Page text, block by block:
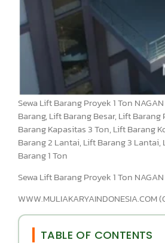
Sewa Lift Barang Proyek 1 Ton
Barang, Lift Barang Besar, Lift
Barang Kapasitas 3 Ton, Lift Barang
Barang 2 Lantai, Lift Barang 3
Barang 1 Ton
Sewa Lift Barang Proyek 1 Ton
TABLE OF CONTENTS